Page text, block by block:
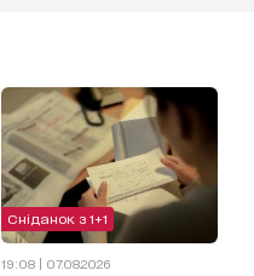
Сніданок з 1+1
19:08 | 07.08.2026